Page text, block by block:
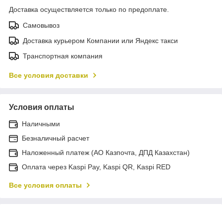
Доставка осуществляется только по предоплате.
Самовывоз
Доставка курьером Компании или Яндекс такси
Транспортная компания
Все условия доставки
Условия оплаты
Наличными
Безналичный расчет
Наложенный платеж (АО Казпочта, ДПД Казахстан)
Оплата через Kaspi Pay, Kaspi QR, Kaspi RED
Все условия оплаты